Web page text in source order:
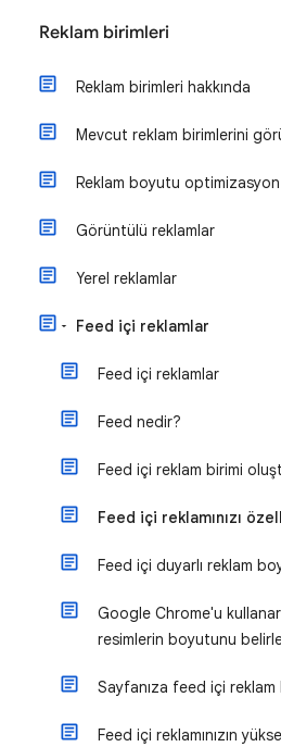
Reklam birimleri
Reklam birimleri hakkında
Mevcut reklam birimlerini
Reklam boyutu optimizasyon
Görüntülü reklamlar
Yerel reklamlar
Feed içi reklamlar
Feed içi reklamlar
Feed nedir?
Feed içi reklam birimi
Feed içi reklamınızı
Feed içi duyarlı reklam
Google Chrome'u
resimlerin boyutunu
Sayfanıza feed içi
Feed içi reklamınızın